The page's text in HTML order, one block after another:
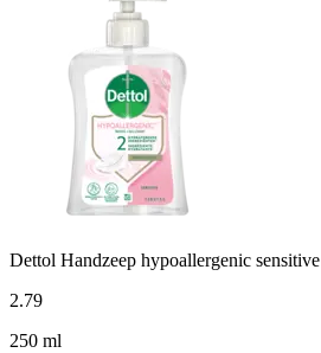
Dettol Handzeep hypoallergenic sensitive
2.79
250 ml